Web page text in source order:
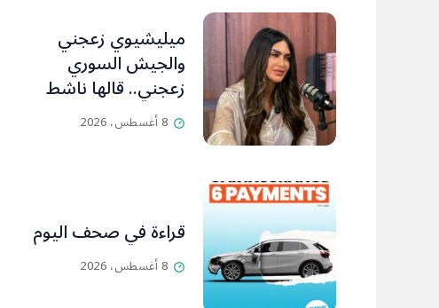
ميليشيوي زعجني
والجيش السوري
زعجني.. قالها ناشط
سياسي لسامنتا
8 أغسطس، 2026
قراءة في صحف اليوم
8 أغسطس، 2026